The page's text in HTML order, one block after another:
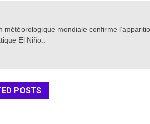
météorologique mondiale confirme
El Niño..
POSTS